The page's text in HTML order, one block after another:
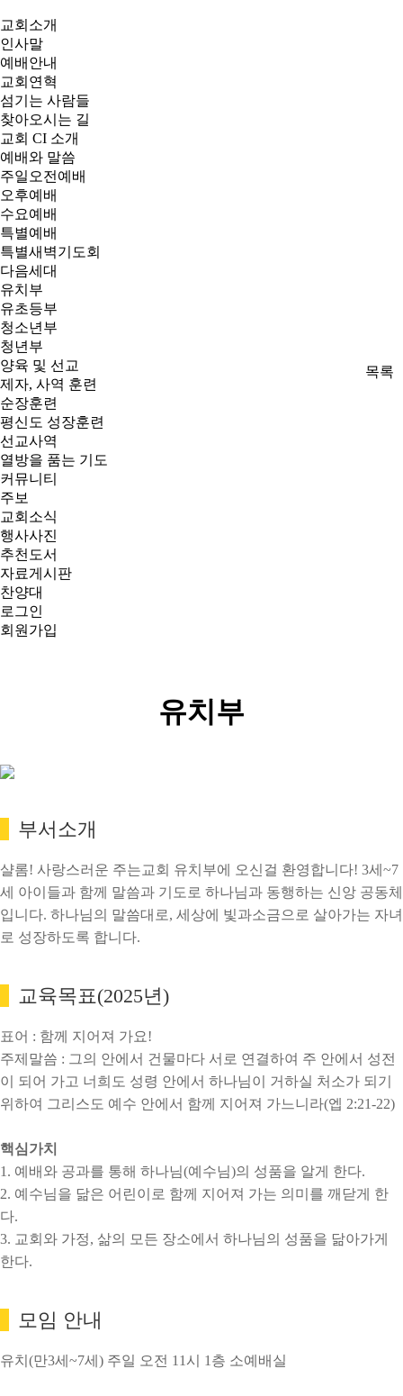
교회소개
인사말
예배안내
교회연혁
섬기는 사람들
찾아오시는 길
교회 CI 소개
예배와 말씀
주일오전예배
오후예배
수요예배
특별예배
특별새벽기도회
다음세대
유치부
유초등부
청소년부
청년부
양육 및 선교
제자, 사역 훈련
순장훈련
평신도 성장훈련
선교사역
열방을 품는 기도
커뮤니티
주보
교회소식
행사사진
추천도서
자료게시판
찬양대
로그인
회원가입
유치부
부서소개
샬롬! 사랑스러운 주는교회 유치부에 오신걸 환영합니다! 3세~7
세 아이들과 함께 말씀과 기도로 하나님과 동행하는 신앙 공동체
입니다. 하나님의 말씀대로, 세상에 빛과소금으로 살아가는 자녀
로 성장하도록 합니다.
교육목표(2025년)
표어 : 함께 지어져 가요!
주제말씀 : 그의 안에서 건물마다 서로 연결하여 주 안에서 성전
이 되어 가고 너희도 성령 안에서 하나님이 거하실 처소가 되기
위하여 그리스도 예수 안에서 함께 지어져 가느니라(엡 2:21-22)
핵심가치
1. 예배와 공과를 통해 하나님(예수님)의 성품을 알게 한다.
2. 예수님을 닮은 어린이로 함께 지어져 가는 의미를 깨닫게 한
다.
3. 교회와 가정, 삶의 모든 장소에서 하나님의 성품을 닮아가게
한다.
모임 안내
유치(만3세~7세) 주일 오전 11시 1층 소예배실
목록